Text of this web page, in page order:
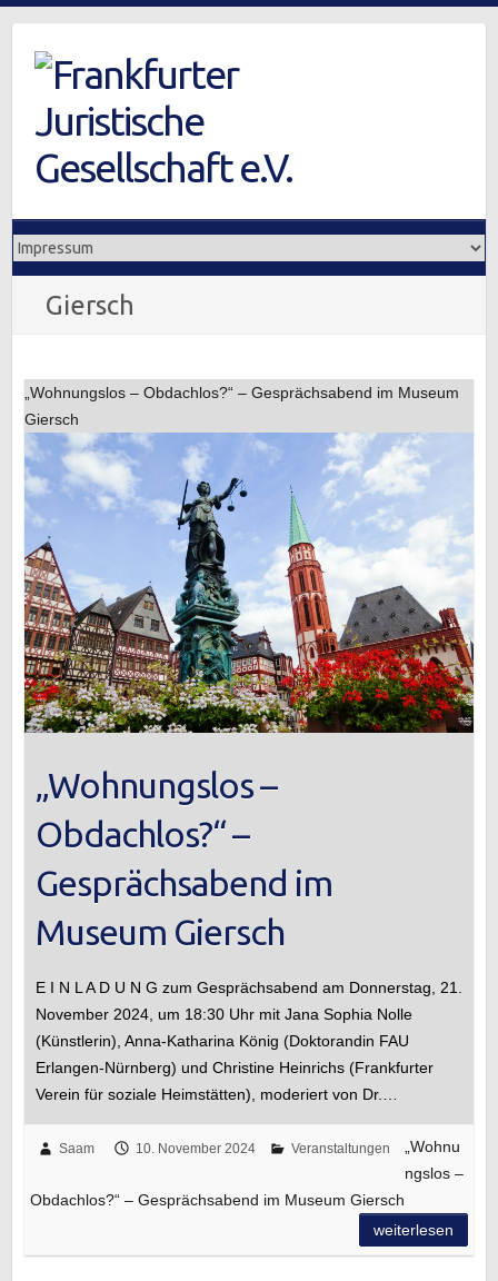
content
Giersch
„Wohnungslos – Obdachlos?“ – Gesprächsabend im Museum
Giersch
„Wohnungslos –
Obdachlos?“ –
Gesprächsabend im
Museum Giersch
E I N L A D U N G zum Gesprächsabend am Donnerstag, 21.
November 2024, um 18:30 Uhr mit Jana Sophia Nolle
(Künstlerin), Anna-Katharina König (Doktorandin FAU
Erlangen-Nürnberg) und Christine Heinrichs (Frankfurter
Verein für soziale Heimstätten), moderiert von Dr.…
Saam 10. November 2024 Veranstaltungen
„Wohnu
ngslos –
Obdachlos?“ – Gesprächsabend im Museum Giersch
weiterlesen